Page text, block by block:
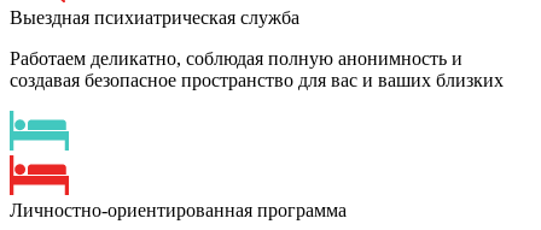
Выездная психиатрическая служба
Работаем деликатно, соблюдая полную анонимность и
создавая безопасное пространство для вас и ваших близких
Личностно-ориентированная программа